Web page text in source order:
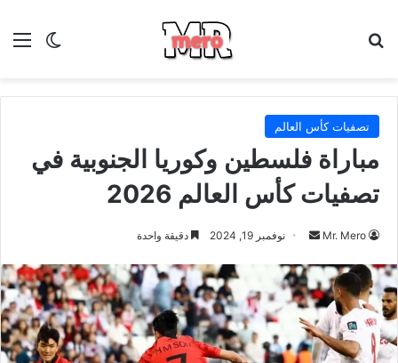
الوضع
تصفيات كأس العالم
مباراة فلسطين وكوريا الجنوبية في
تصفيات كأس العالم 2026
Mr. Mero
أرسل
إلكترونيا
نوفمبر 19, 2024 دقيقة واحدة